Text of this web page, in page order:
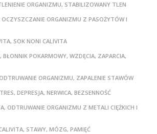
ORGANIZMU, STABILIZOWANY TLEN
OCZYSZCZANIE ORGANIZMU Z PASOŻYTÓW I
SOK NONI CALIVITA
BŁONNIK POKARMOWY, WZDĘCIA, ZAPARCIA,
ORGANIZMU, ZAPALENIE STAWÓW
DEPRESJA, NERWICA, BEZSENNOŚĆ
ODTRUWANIE ORGANIZMU Z METALI CIĘŻKICH I
STAWY, MÓZG, PAMIĘĆ